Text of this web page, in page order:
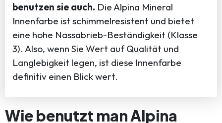
benutzen sie auch. Die Alpina Mineral
Innenfarbe ist schimmelresistent und bietet
eine hohe Nassabrieb-Beständigkeit (Klasse
3). Also, wenn Sie Wert auf Qualität und
Langlebigkeit legen, ist diese Innenfarbe
definitiv einen Blick wert.
Wie benutzt man Alpina